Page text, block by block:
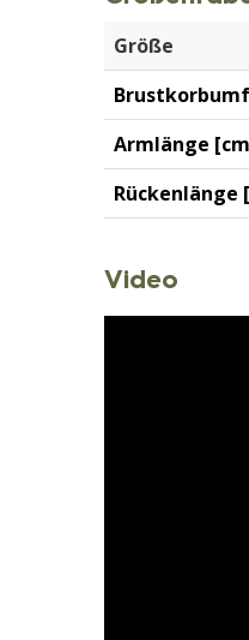
Größe
Armlänge
Rückenlänge
Video